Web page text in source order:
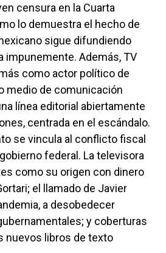
censura en la Cuarta
lo demuestra el hecho de
sigue difundiendo
impunemente. Además, TV
como actor político de
medio de comunicación
línea editorial abiertamente
centrada en el escándalo.
se vincula al conflicto fiscal
federal. La televisora
como su origen con dinero
el llamado de Javier
a desobedecer
y coberturas
nuevos libros de texto